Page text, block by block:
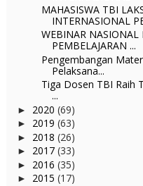
MAHASISWA TBI
INTERNASIONAL
WEBINAR NASIONAL
PEMBELAJARAN ...
Pengembangan
Pelaksana...
Tiga Dosen TBI Raih
...
► 2020 (69)
► 2019 (63)
► 2018 (26)
► 2017 (33)
► 2016 (35)
► 2015 (17)